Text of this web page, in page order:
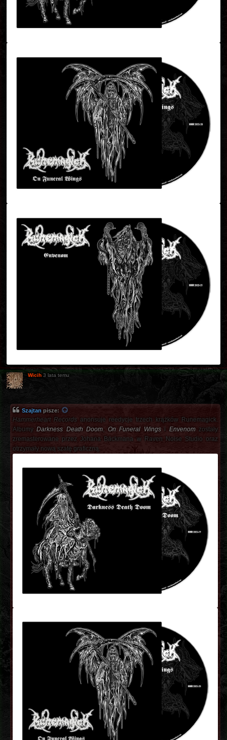
Wicih 3 lata temu
Szajtan pisze:
Hammerheart Records anonsuje reedycje trzech krążków Runemagick.
AlbumyDarkness Death Doom On Funeral Wingsi Envenomzostały
zremasterowane przez Johana Bäckmana w Raven Noise Studio oraz
otrzymały nową szatę graficzną.